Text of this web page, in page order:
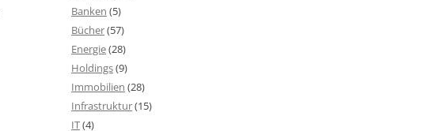
Banken (5)
Bücher(57)
Energie(28)
Holdings(9)
Immobilien (28)
Infrastruktur(15)
IT(4)